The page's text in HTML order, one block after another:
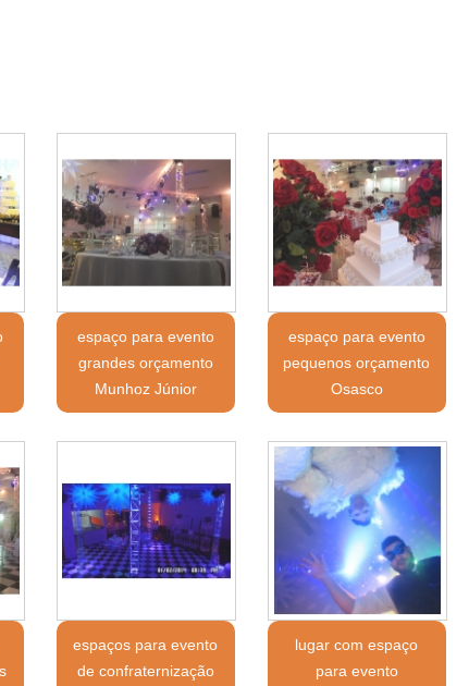
espaço para evento
grandes orçamento
Munhoz Júnior
espaço para evento
pequenos orçamento
Osasco
espaços para evento
de confraternização
lugar com espaço
para evento